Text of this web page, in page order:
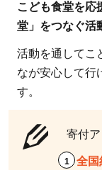
こども食堂を応
堂」をつなぐ活
活動を通してこ
なが安心して行
す。
寄付
全国